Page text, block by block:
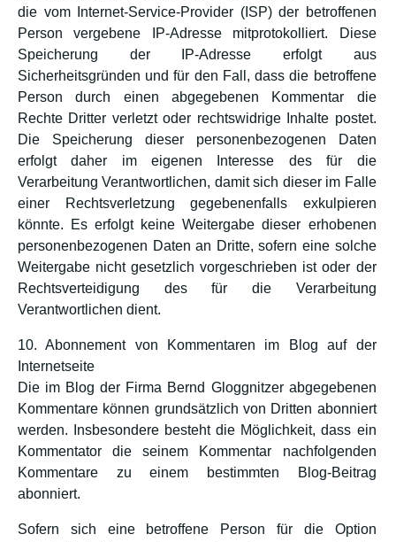
die vom Internet-Service-Provider (ISP) der betroffenen
Person vergebene IP-Adresse mitprotokolliert. Diese
Speicherung der IP-Adresse erfolgt aus
Sicherheitsgründen und für den Fall, dass die betroffene
Person durch einen abgegebenen Kommentar die
Rechte Dritter verletzt oder rechtswidrige Inhalte postet.
Die Speicherung dieser personenbezogenen Daten
erfolgt daher im eigenen Interesse des für die
Verarbeitung Verantwortlichen, damit sich dieser im Falle
einer Rechtsverletzung gegebenenfalls exkulpieren
könnte. Es erfolgt keine Weitergabe dieser erhobenen
personenbezogenen Daten an Dritte, sofern eine solche
Weitergabe nicht gesetzlich vorgeschrieben ist oder der
Rechtsverteidigung des für die Verarbeitung
Verantwortlichen dient.
10. Abonnement von Kommentaren im Blog auf der
Internetseite
Die im Blog der Firma Bernd Gloggnitzer abgegebenen
Kommentare können grundsätzlich von Dritten abonniert
werden. Insbesondere besteht die Möglichkeit, dass ein
Kommentator die seinem Kommentar nachfolgenden
Kommentare zu einem bestimmten Blog-Beitrag
abonniert.
Sofern sich eine betroffene Person für die Option